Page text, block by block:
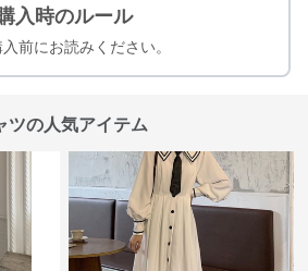
入時のルール
前にお読みください。
ツの人気アイテム